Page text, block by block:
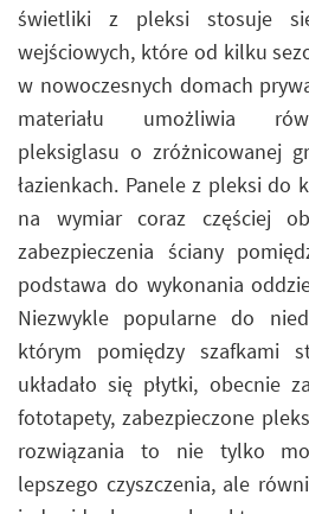
świetliki z pleksi stosuje
wejściowych, które od kilku
w nowoczesnych domach
materiału umożliwia
pleksiglasu o zróżnicowanej
łazienkach. Panele z pleksi do
na wymiar coraz częściej
zabezpieczenia ściany
podstawa do wykonania
Niezwykle popularne do
którym pomiędzy szafkami
układało się płytki, obecnie
fototapety, zabezpieczone
rozwiązania to nie tylko
lepszego czyszczenia, ale